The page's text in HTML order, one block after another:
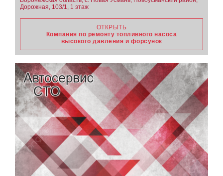
Дорожная, 103/1, 1 этаж
ОТКРЫТЬ
Компания по ремонту топливного насоса
высокого давления и форсунок